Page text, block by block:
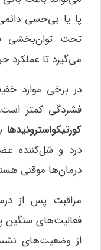
پا یا بی‌حسی
تحت توان‌بخشی
می‌گیرد تا عملکرد
در برخی موارد
فشردگی کمتر
کورتیکواستروئیدها
درد و شل‌کننده
درمان‌ها موقتی
مراقبت پس از
فعالیت‌های سنگین
از وضعیت‌های